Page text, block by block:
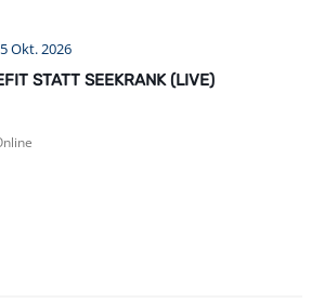
Okt. 2026
STATT SEEKRANK (LIVE)